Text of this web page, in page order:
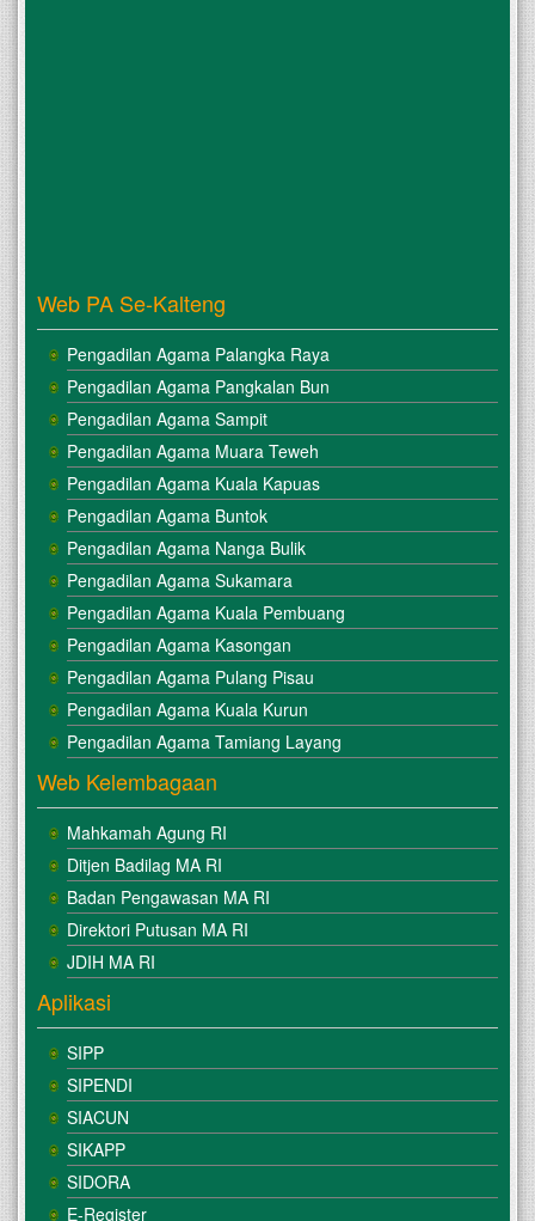
Web PA Se-Kalteng
Pengadilan Agama Palangka Raya
Pengadilan Agama Pangkalan Bun
Pengadilan Agama Sampit
Pengadilan Agama Muara Teweh
Pengadilan Agama Kuala Kapuas
Pengadilan Agama Buntok
Pengadilan Agama Nanga Bulik
Pengadilan Agama Sukamara
Pengadilan Agama Kuala Pembuang
Pengadilan Agama Kasongan
Pengadilan Agama Pulang Pisau
Pengadilan Agama Kuala Kurun
Pengadilan Agama Tamiang Layang
Web Kelembagaan
Mahkamah Agung RI
Ditjen Badilag MA RI
Badan Pengawasan MA RI
Direktori Putusan MA RI
JDIH MA RI
Aplikasi
SIPP
SIPENDI
SIACUN
SIKAPP
SIDORA
E-Register